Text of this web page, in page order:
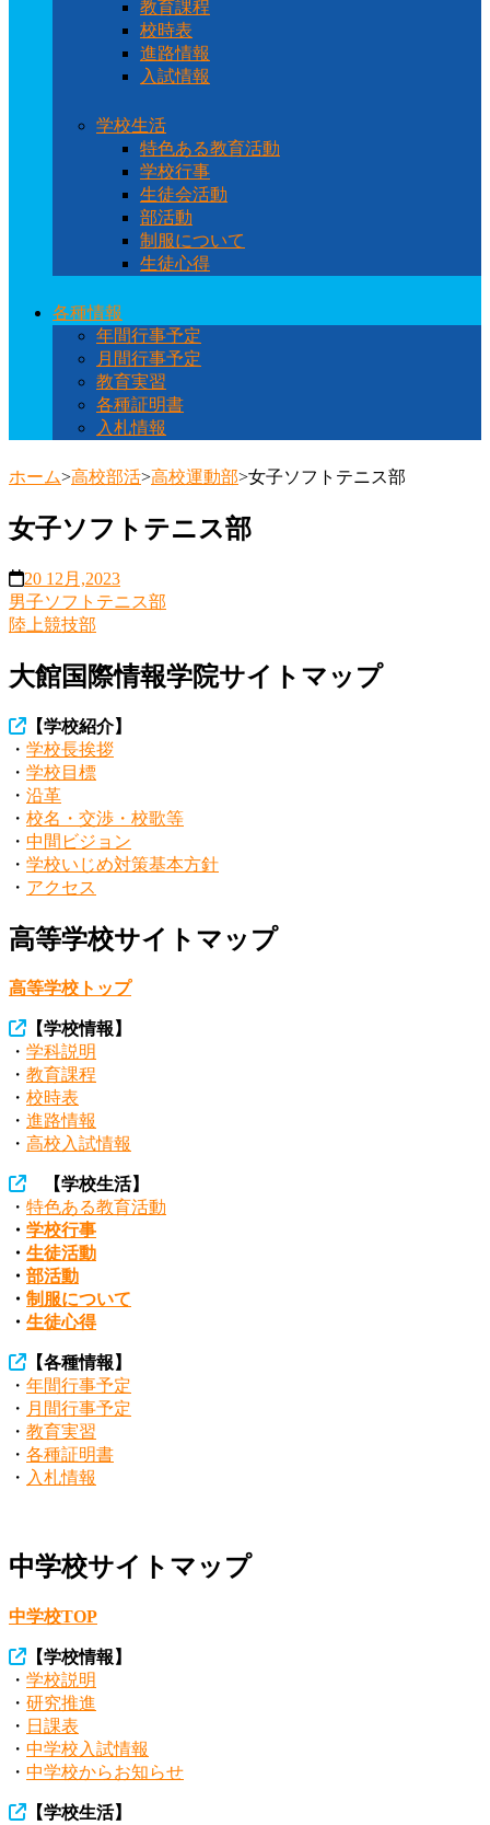
教育課程
校時表
進路情報
入試情報
学校生活
特色ある教育活動
学校行事
生徒会活動
部活動
制服について
生徒心得
各種情報
年間行事予定
月間行事予定
教育実習
各種証明書
入札情報
ホーム>高校部活>高校運動部>女子ソフトテニス部
女子ソフトテニス部
20 12月,2023
投
稿
ナ
ビ
ゲ
ー
シ
ョ
ン
男子ソフトテニス部
陸上競技部
大館国際情報学院サイトマップ
【学校紹介】
・ 学校長挨拶
・ 学校目標
・ 沿革
・ 校名・交渉・校歌等
・ 中間ビジョン
・ 学校いじめ対策基本方針
・ アクセス
高等学校サイトマップ
高等学校トップ
【学校情報】
・ 学科説明
・ 教育課程
・ 校時表
・ 進路情報
・ 高校入試情報
【学校生活】
・ 特色ある教育活動
・ 学校行事
・ 生徒活動
・ 部活動
・ 制服について
・ 生徒心得
【各種情報】
・ 年間行事予定
・ 月間行事予定
・ 教育実習
・ 各種証明書
・ 入札情報
中学校サイトマップ
中学校TOP
【学校情報 】
・ 学校説明
・ 研究推進
・ 日課表
・ 中学校入試情報
・ 中学校からお知らせ
【学校生活】